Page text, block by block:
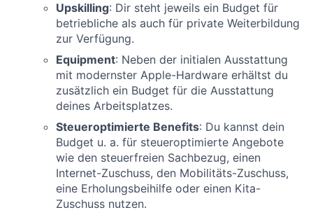
Upskilling: Dir steht jeweils ein Budget für
betriebliche als auch für private Weiterbildung
zur Verfügung.
Equipment: Neben der initialen Ausstattung
mit modernster Apple-Hardware erhältst du
zusätzlich ein Budget für die Ausstattung
deines Arbeitsplatzes.
Steueroptimierte Benefits: Du kannst dein
Budget u. a. für steueroptimierte Angebote
wie den steuerfreien Sachbezug, einen
Internet-Zuschuss, den Mobilitäts-Zuschuss,
eine Erholungsbeihilfe oder einen Kita-
Zuschuss nutzen.